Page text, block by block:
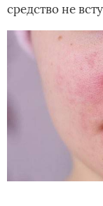
средство не